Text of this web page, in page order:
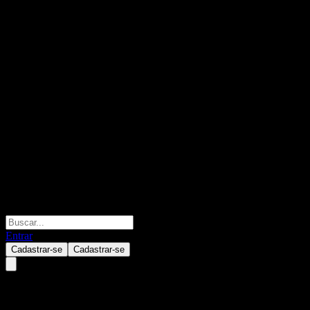
Entrar
Cadastrar-se Cadastrar-se